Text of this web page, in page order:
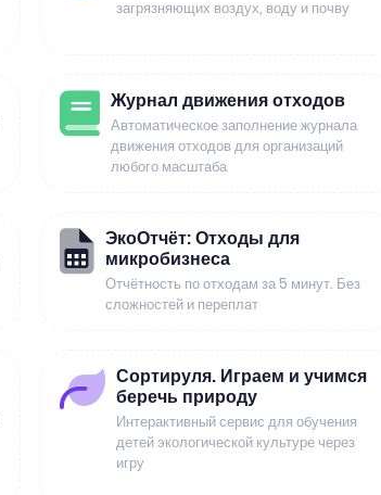
загрязняющих воздух, воду и почву
Журнал движения отходов
Автоматическое заполнение журнала
движения отходов для организаций
любого масштаба
ЭкоОтчёт: Отходы для
микробизнеса
Отчётность по отходам за 5 минут. Без
сложностей и переплат
Сортируля. Играем и учимся
беречь природу
Интерактивный сервис для обучения
детей экологической культуре через
игру